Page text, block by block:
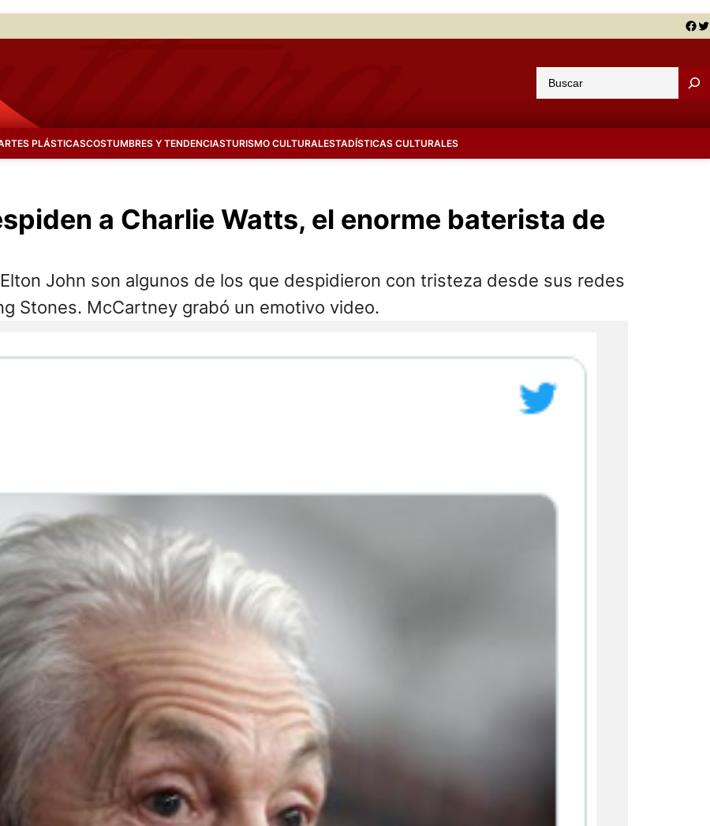
Facebook Twitter
u
a
PLÁSTICASCOSTUMBRES Y TENDENCIASTURISMO CULTURALESTADÍSTICAS CULTURALES
a Charlie Watts, el enorme baterista de
John son algunos de los que despidieron con tristeza desde sus redes
Stones. McCartney grabó un emotivo video.